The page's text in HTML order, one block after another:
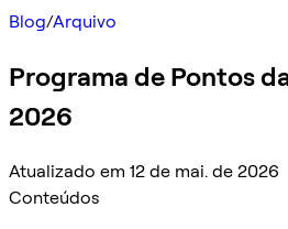
Blog/Arquivo
Programa de Pontos
2026
Atualizado em 12 de mai. de 2026
Conteúdos